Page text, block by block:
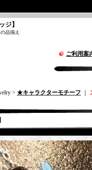
ジ】
品揃え
ご利用案
> ★キャラクターモチーフ